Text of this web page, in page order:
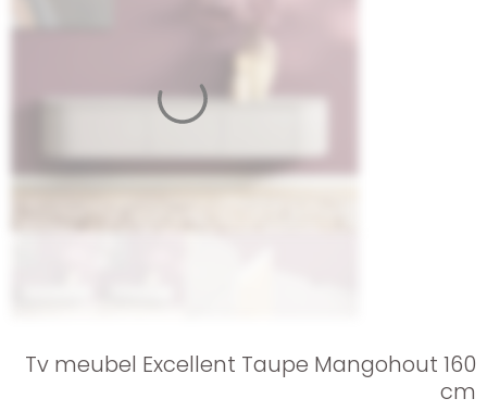
Tv meubel Excellent Taupe Mangohout 160
cm